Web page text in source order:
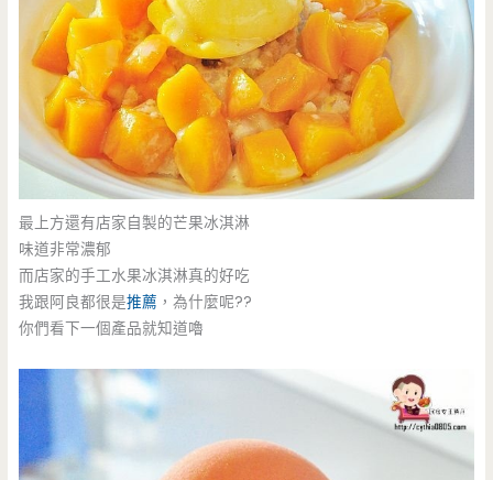
最上方還有店家自製的芒果冰淇淋
味道非常濃郁
而店家的手工水果冰淇淋真的好吃
我跟阿良都很是推薦 ，為什麼呢??
你們看下一個產品就知道嚕